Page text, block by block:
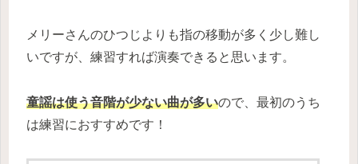
メリーさんのひつじよりも指の移動が多く少し難し
いですが、練習すれば演奏できると思います。
童謡は使う音階が少ない曲が多いので、最初のうち
は練習におすすめです！